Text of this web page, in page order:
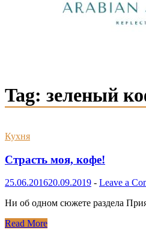
Tag: зеленый
Кухня
Страсть моя, кофе!
25.06.201620.09.2019 - Leave a
Ни об одном сюжете раздела
Страсть
Read More